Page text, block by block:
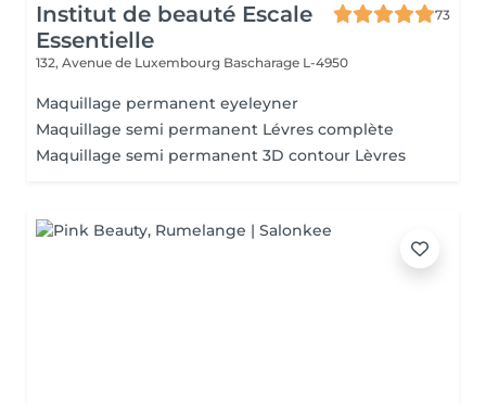
Institut de beauté Escale
Essentielle
73
132, Avenue de Luxembourg Bascharage L-4950
Maquillage permanent eyeleyner
Maquillage semi permanent Lévres complète
Maquillage semi permanent 3D contour Lèvres